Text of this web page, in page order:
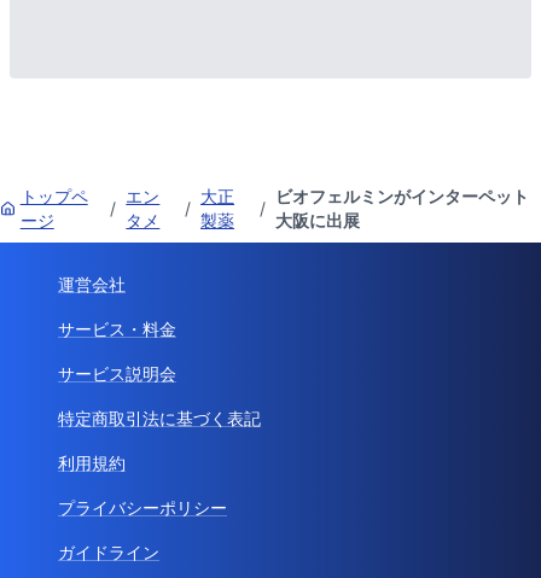
トップペ
ージ
/
エン
タメ
/
大正
製薬
/
ビオフェルミンがインターペット
大阪に出展
運営会社
サービス・料金
サービス説明会
特定商取引法に基づく表記
利用規約
プライバシーポリシー
ガイドライン